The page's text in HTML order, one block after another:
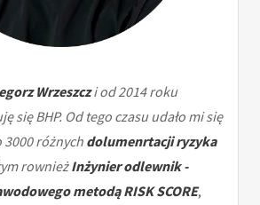
Wrzeszczi od 2014 roku
się BHP. Od tego czasu udało mi się
3000 różnych dolumenrtacji ryzyka
rownieżInżynier odlewnik -
metodą RISK SCORE,